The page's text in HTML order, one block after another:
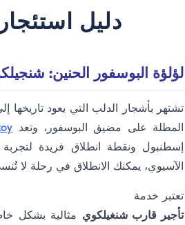
دليل
لؤلؤة البوسفور الحنين:
المطلة على مضيق البوسفور، وتعد
إسطنبول ونقطة انطلاق فريدة لتجربة
الآسيوي، يمكنك الانطلاق في رحلة لا
تعتبر خدمة
تأجير قارب شنغيلكوي مثالية بشكل